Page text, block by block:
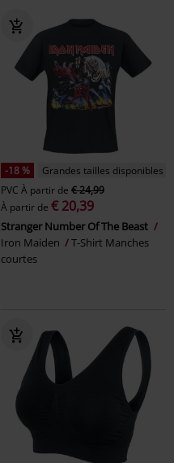
-18 %
Grandes tailles disponibles
PVC À partir de € 24,99
À partir de € 20,39
Stranger Number Of The Beast
Iron Maiden
T-Shirt Manches
courtes